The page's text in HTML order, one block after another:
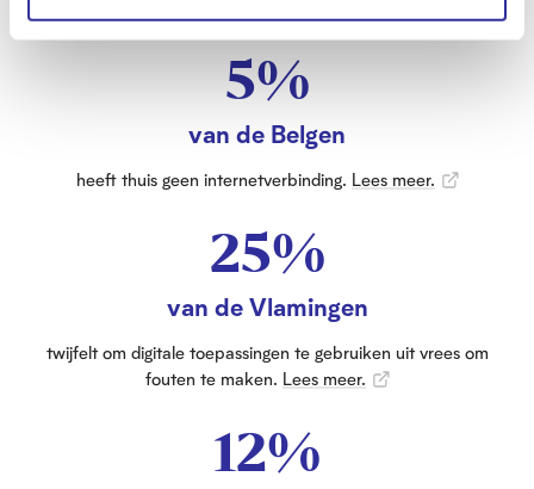
e
is digitaal kwetsbaar.
5%
van de Belgen
heeft thuis geen internetverbinding. Lees meer.
25%
van de Vlamingen
twijfelt om digitale toepassingen te gebruiken uit vrees om
fouten te maken. Lees meer.
12%